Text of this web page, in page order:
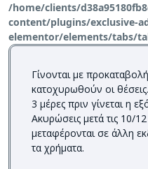
/home/clients/
content/plugins/exclusive-
elementor/elements/tabs/
Γίνονται με
κατοχυρωθούν οι θέσεις.
3 μέρες πριν γίνεται η
Ακυρώσεις μετά τις 10/
μεταφέρονται σε άλλη
τα χρήματα.